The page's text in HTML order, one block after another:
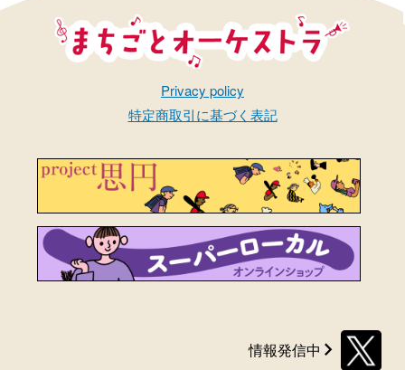
Privacy policy
特定商取引に基づく表記
情報発信中